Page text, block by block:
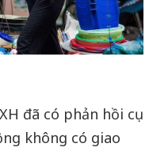
đã có phản hồi cụ
không có giao